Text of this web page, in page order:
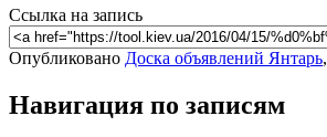
Ссылка на запись
Опубликовано Доска объявлений Янтарь,
Навигация по записям